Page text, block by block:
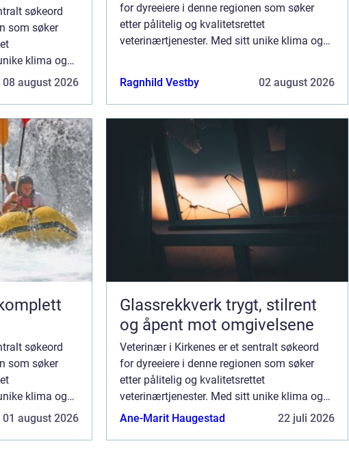
søkeord
som søker
klima og
på
08 august 2026
for dyreeiere i denne regionen som søker
etter pålitelig og kvalitetsrettet
veterinærtjenester. Med sitt unike klima og
Ragnhild Vestby 02 august 2026
søkeord
som søker
klima og
på
01 august 2026
Glassrekkverk trygt, stilrent
og åpent mot omgivelsene
Veterinær i Kirkenes er et sentralt søkeord
for dyreeiere i denne regionen som søker
etter pålitelig og kvalitetsrettet
veterinærtjenester. Med sitt unike klima og
geografiske plassering, byr Kirkenes på
Ane-Marit Haugestad 22 juli 2026